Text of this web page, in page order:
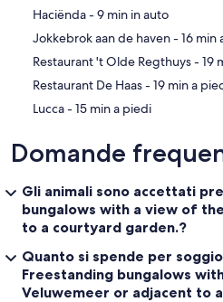
‪Haciënda - ‬9 min in auto
‪Jokkebrok aan de
‪Restaurant De Haas - ‬19 min a
‪Lucca - ‬15 min a piedi
Domande
Gli animali sono accettati
bungalows with a view of
to a courtyard garden.?
Quanto si spende per
Freestanding bungalows
Veluwemeer or adjacent to